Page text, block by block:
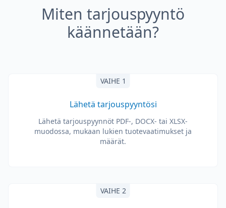
Miten tarjouspyyntö
käännetään?
VAIHE 1
Lähetä tarjouspyyntösi
Lähetä tarjouspyynnöt PDF-, DOCX- tai XLSX-
muodossa, mukaan lukien tuotevaatimukset ja
määrät.
VAIHE 2